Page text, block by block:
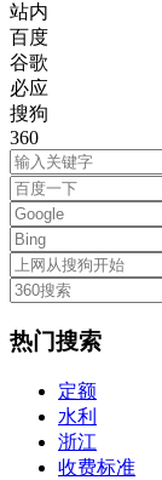
站内
百度
谷歌
必应
搜狗
360
热门搜索
定额
水利
浙江
收费标准